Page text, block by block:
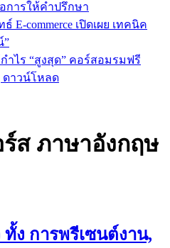
การให้คำปรึกษา
E-commerce เปิดเผย เทคนิค
”
ำไร “สูงสุด” คอร์สอมรมฟรี
ดาวน์โหลด
ส ภาษาอังกฤษ
ง การพรีเซนต์งาน,